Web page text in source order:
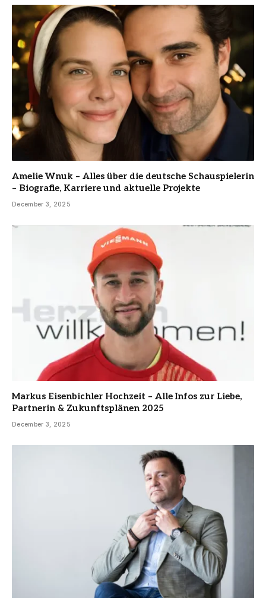
Amelie Wnuk – Alles über die deutsche Schauspielerin
– Biografie, Karriere und aktuelle Projekte
December 3, 2025
Markus Eisenbichler Hochzeit – Alle Infos zur Liebe,
Partnerin & Zukunftsplänen 2025
December 3, 2025